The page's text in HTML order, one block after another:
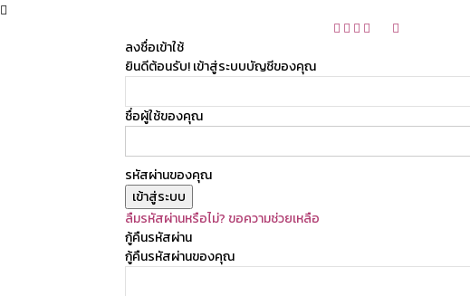
ลงชื่อเข้าใช้
ยินดีต้อนรับ! เข้าสู่ระบบบัญชีของคุณ
ชื่อผู้ใช้ของคุณ
รหัสผ่านของคุณ
ลืมรหัสผ่านหรือไม่? ขอความช่วยเหลือ
กู้คืนรหัสผ่าน
กู้คืนรหัสผ่านของคุณ